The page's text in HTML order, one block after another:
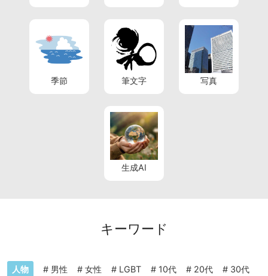
季節 筆文字 写真
生成AI
キーワード
人物 # 男性 # 女性 # LGBT # 10代 # 20代 # 30代